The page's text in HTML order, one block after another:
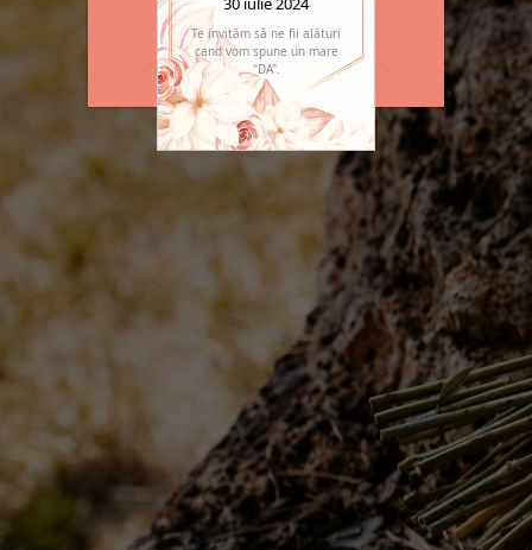
Te invităm să ne fii alături
cand vom spune un mare
"DA".